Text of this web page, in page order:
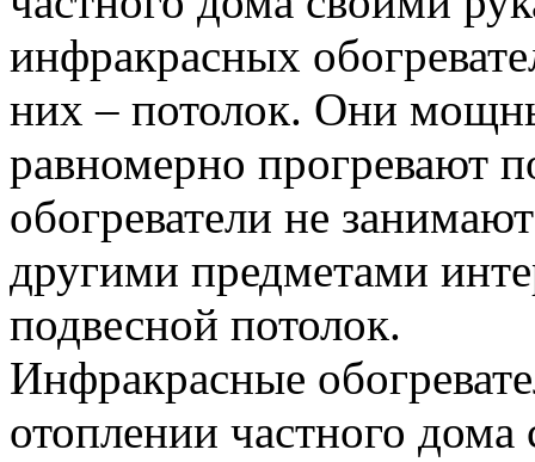
инфракрасных
них – потолок. Они
равномерно прогревают
обогреватели не
другими предметами
подвесной потолок.
Инфракрасные
отоплении частного